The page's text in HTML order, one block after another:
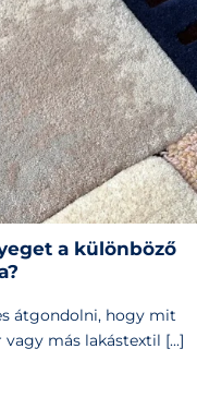
a különböző
átgondolni, hogy mit
más lakástextil [...]